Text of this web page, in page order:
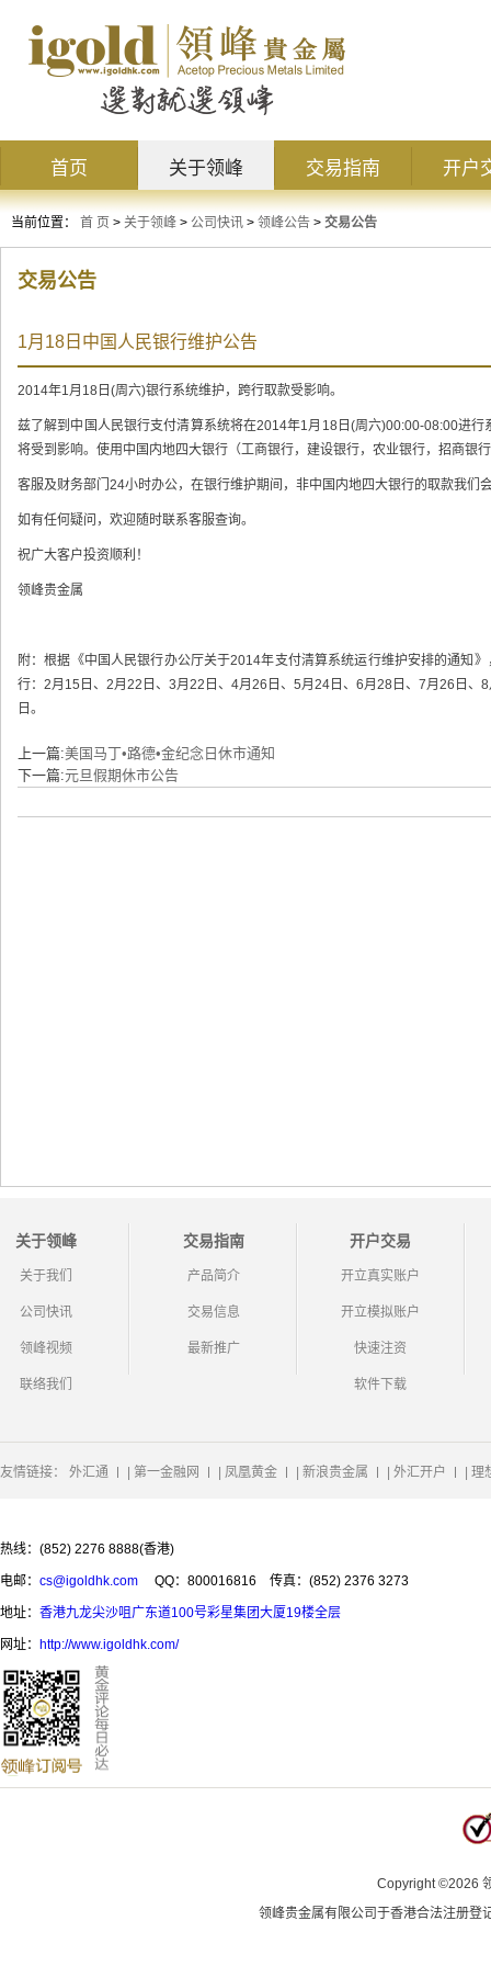
首页 关于领峰 交易指南 开户
当前位置： 首 页 > 关于领峰 > 公司快讯 > 领峰公告 > 交易公告
交易公告
1月18日中国人民银行维护公告
2014年1月18日(周六)银行系统维护，跨行取款受影响。
兹了解到中国人民银行支付清算系统将在2014年1月18日(周六)00:00-08:00进
将受到影响。使用中国内地四大银行（工商银行，建设银行，农业银行，招商银
客服及财务部门24小时办公，在银行维护期间，非中国内地四大银行的取款我们
如有任何疑问，欢迎随时联系客服查询。
祝广大客户投资顺利！
领峰贵金属
附：根据《中国人民银行办公厅关于2014年支付清算系统运行维护安排的通知
行：2月15日、2月22日、3月22日、4月26日、5月24日、6月28日、7月26日
日。
上一篇:美国马丁•路德•金纪念日休市通知
下一篇:元旦假期休市公告
关于领峰
关于我们
公司快讯
领峰视频
联络我们
交易指南
产品简介
交易信息
最新推广
开户交易
开立真实账户
开立模拟账户
快速注资
软件下载
友情链接： 外汇通 第一金融网 凤凰黄金 新浪贵金属 外汇开户 理
热线：(852) 2276 8888(香港)
电邮： cs@igoldhk.com QQ：800016816 传真：(852) 2376 3273
地址： 香港九龙尖沙咀广东道100号彩星集团大厦19楼全层
网址： http://www.igoldhk.com/
Copyright©2026
领峰贵金属有限公司于香港合法注册登